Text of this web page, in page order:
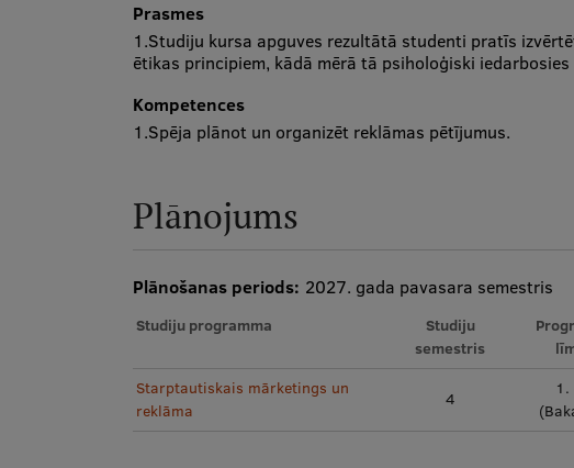
Prasmes
1.Studiju kursa apguves rezultātā studenti pratīs
ētikas principiem, kādā mērā tā psiholoģiski iedarbosies
Kompetences
1.Spēja plānot un organizēt reklāmas pētījumus.
Plānojums
Plānošanas periods: 2027. gada pavasara semestris
Studiju programma
Studiju
semestris
Starptautiskais mārketings un
reklāma
4